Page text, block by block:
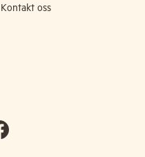
Kontakt oss